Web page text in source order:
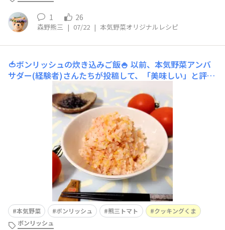
1 26
森野熊三 | 07/22 | 本気野菜オリジナルレシピ
🍅ボンリッシュの炊き込みご飯🍚 以前、本気野菜アンバ
サダー(経験者)さんたちが投稿して、「美味しい」と評判
だった『ボンリッシュの炊き込みご飯』を参考に、お出汁
は“和風”で、“割とうきび”を入れて炊きました🍚口の中
でふわっとトマトが香って、和風出汁だけじゃない旨みが
あって、まさに「美味しい炊き込みご飯」でした😋ただ、
炊き上がってほぐ
本気野菜 ボンリッシュ 熊三トマト
クッキングくま
ボンリッシュ